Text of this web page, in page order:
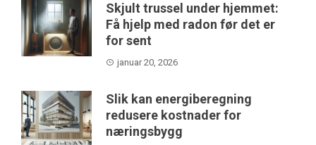
Skjult trussel under hjemmet:
Få hjelp med radon før det er
for sent
januar 20, 2026
Slik kan energiberegning
redusere kostnader for
næringsbygg